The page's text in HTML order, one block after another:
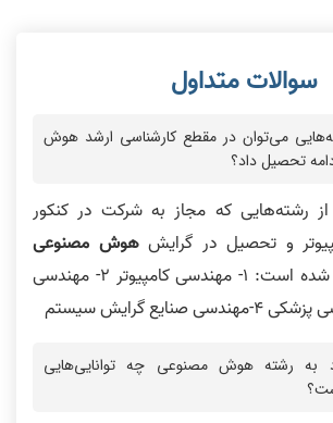
می‌توان در مقطع کارشناسی ارشد هوش
تحصیل داد؟
رشته‌هایی که مجاز به شرکت در کنکور
و تحصیل در گرایشهوش مصنوعی
هستند آورده شده است: 1- مهندسی کامپیوتر 2- مهندسی
به رشته هوش مصنوعی چه توانایی‌هایی